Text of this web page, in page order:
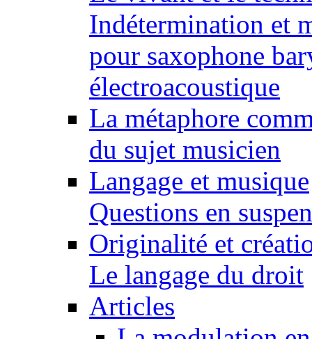
Indétermination et
pour saxophone
électroacoustique
La métaphore
du sujet musicien
Langage et musique
Questions en
Originalité et
Le langage du droit
Articles